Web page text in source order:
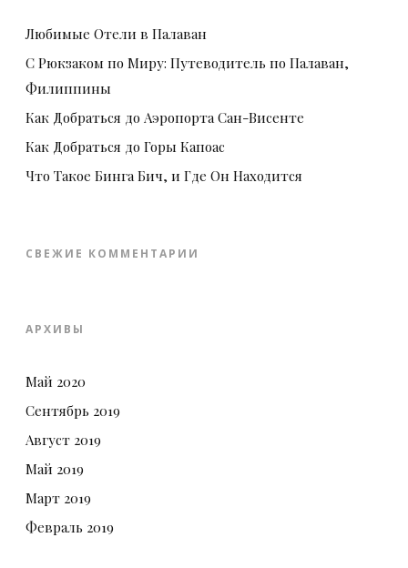
Любимые Отели в Палаван
С Рюкзаком по Миру: Путеводитель по Палаван,
Филиппины
Как Добраться до Аэропорта Сан-Висенте
Как Добраться до Горы Капоас
Что Такое Бинга Бич, и Где Он Находится
СВЕЖИЕ КОММЕНТАРИИ
АРХИВЫ
Май 2020
Сентябрь 2019
Август 2019
Май 2019
Март 2019
Февраль 2019